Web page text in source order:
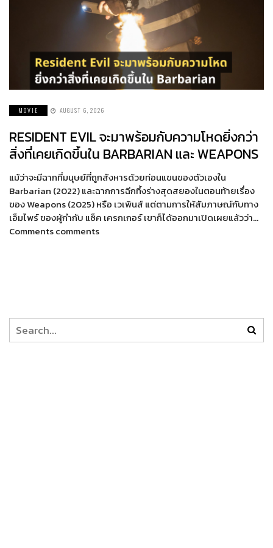
MOVIE AUGUST 6, 2026
RESIDENT EVIL จะมาพร้อมกับความโหดยิ่งกว่า
สิ่งที่เคยเกิดขึ้นใน BARBARIAN และ WEAPONS
แม้ว่าจะมีฉากที่มนุษย์ที่ถูกสังหารด้วยท่อนแขนของตัวเองใน
Barbarian (2022) และฉากการฉีกทึ้งร่างสุดสยองในตอนท้ายเรื่อง
ของ Weapons (2025) หรือ เวเพินส์ แต่ตามการให้สัมภาษณ์กับทาง
เอ็มไพร์ ของผู้กำกับ แซ็ค เครกเกอร์ เขาก็ได้ออกมาเปิดเผยแล้วว่า…
Comments comments